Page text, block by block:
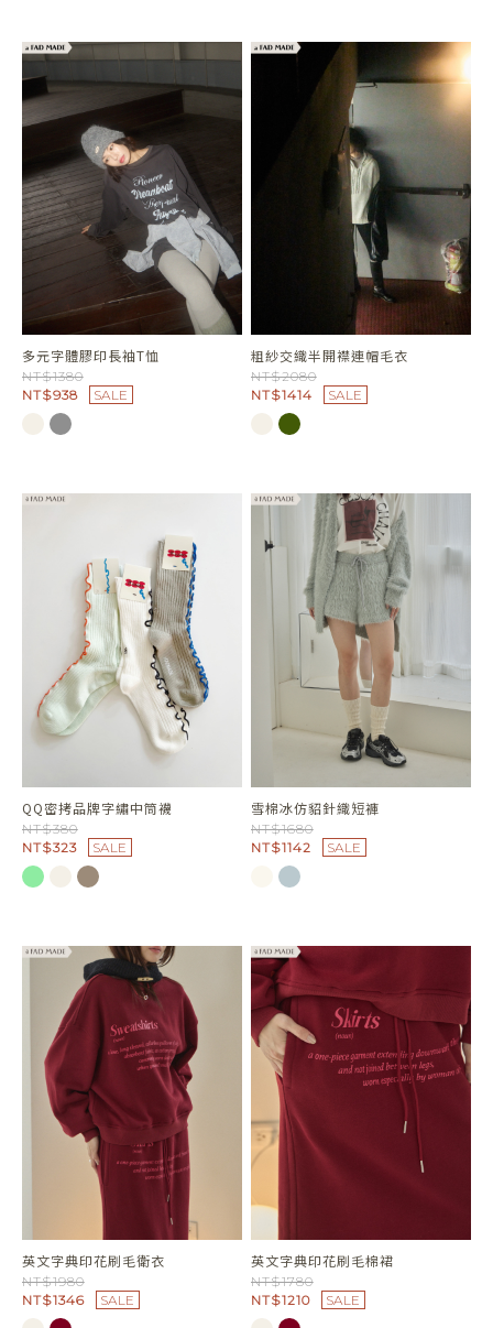
多元字體膠印長袖T恤
NT$1380
NT$938
SALE
粗紗交織半開襟連帽毛衣
NT$2080
NT$1414
SALE
QQ密拷品牌字繡中筒襪
NT$380
NT$323
SALE
雪棉冰仿貂針織短褲
NT$1680
NT$1142
SALE
英文字典印花刷毛衛衣
NT$1980
NT$1346
SALE
英文字典印花刷毛棉裙
NT$1780
NT$1210
SALE